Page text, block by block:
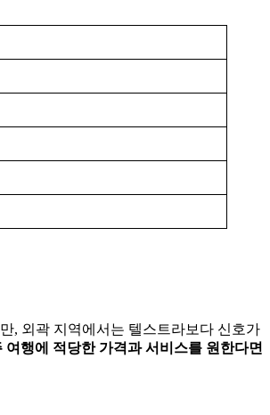
, 외곽 지역에서는 텔스트라보다 신호가
여행에 적당한 가격과 서비스를 원한다면